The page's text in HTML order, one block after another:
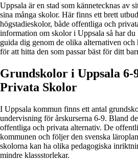
Uppsala är en stad som kännetecknas av
sina många skolor. Här finns ett brett
högstadieskolor, både offentliga och
information om skolor i Uppsala så har
guida dig genom de olika alternativen
för att hitta den som passar bäst för ditt
Grundskolor i Uppsala 6-
Privata Skolor
I Uppsala kommun finns ett antal
undervisning för årskurserna 6-9. Bland
offentliga och privata alternativ. De
kommunen och följer den svenska
skolorna kan ha olika pedagogiska
mindre klassstorlekar.